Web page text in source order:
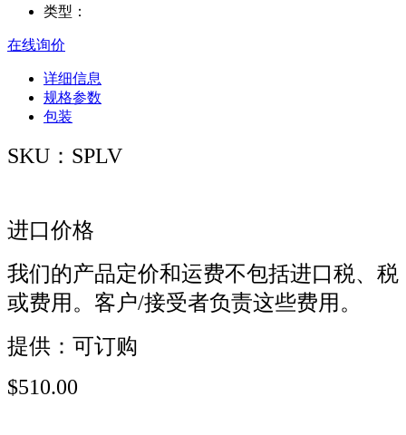
类型：
在线询价
详细信息
规格参数
包装
SKU：SPLV
进口价格
我们的产品定价和运费不包括进口税、税
或费用。客户/接受者负责这些费用。
提供：可订购
$510.00